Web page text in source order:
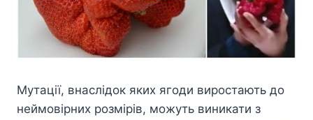
Мутації, внаслідок яких ягоди виростають до
неймовірних розмірів, можуть виникати з